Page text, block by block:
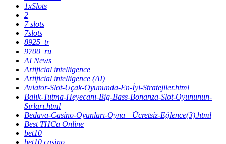
1xSlots
2
7 slots
7slots
8925_tr
9700_ru
AI News
Artificial intelligence
Artificial intelligence (AI)
Aviator-Slot-Uçak-Oyununda-En-İyi-Stratejiler.html
Balık-Tutma-Heyecanı-Big-Bass-Bonanza-Slot-Oyununun-
Sırları.html
Bedava-Casino-Oyunları-Oyna—Ücretsiz-Eğlence(3).html
Best THCa Online
bet10
bet10 casino